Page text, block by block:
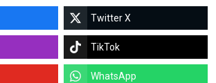
Twitter X
TikTok
WhatsApp